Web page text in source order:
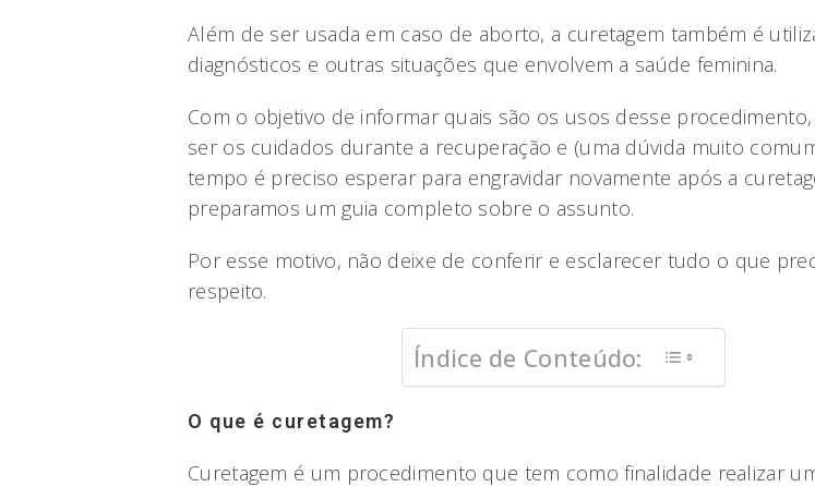
Além de ser usada em caso de aborto, a curetagem também é
diagnósticos e outras situações que envolvem a saúde feminina.
Com o objetivo de informar quais são os usos desse
ser os cuidados durante a recuperação e (uma dúvida muito
tempo é preciso esperar para engravidar novamente após a
preparamos um guia completo sobre o assunto.
Por esse motivo, não deixe de conferir e esclarecer tudo o que
respeito.
Índice de Conteúdo:
O que é curetagem?
Curetagem é um procedimento que tem como finalidade realizar